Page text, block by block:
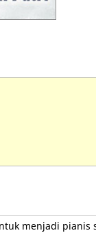
menjadi pianis